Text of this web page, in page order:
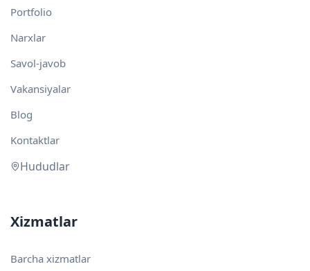
Portfolio
Narxlar
Savol-javob
Vakansiyalar
Blog
Kontaktlar
Hududlar
Xizmatlar
Barcha xizmatlar